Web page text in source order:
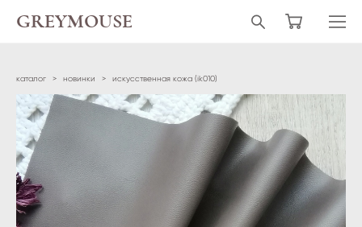
GREYMOUSE
каталог > новинки > искусственная кожа (ik010)